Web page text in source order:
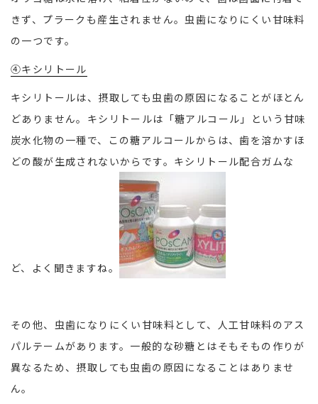
きず、プラークも産生されません。虫歯になりにくい甘味料
の一つです。
④キシリトール
キシリトールは、摂取しても虫歯の原因になることがほとん
どありません。キシリトールは「糖アルコール」という甘味
炭水化物の一種で、この糖アルコールからは、歯を溶かすほ
どの酸が生成されないからです。キシリトール配合ガムな
ど、よく聞きますね。
その他、虫歯になりにくい甘味料として、人工甘味料のアス
パルテームがあります。一般的な砂糖とはそもそもの作りが
異なるため、摂取しても虫歯の原因になることはありませ
ん。